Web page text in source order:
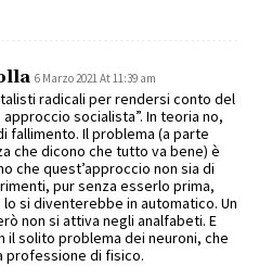
6 Marzo 2021 At 11:39 am
radicali per rendersi conto del
socialista”. In teoria no,
fallimento. Il problema (a parte
che dicono che tutto va bene) è
che quest’approccio non sia di
pur senza esserlo prima,
si diventerebbe in automatico. Un
non si attiva negli analfabeti. E
il solito problema dei neuroni, che
professione di fisico.